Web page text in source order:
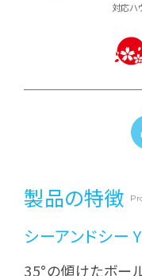
対応ハ
製品の特徴
シーアンドシー
35°の傾けたボー